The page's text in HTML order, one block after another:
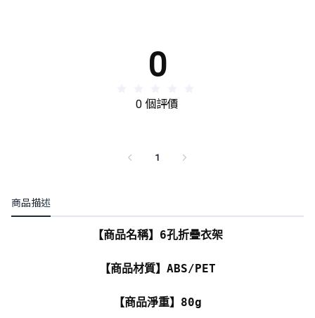
0
0 個評價
1
商品描述
【商品名稱】6孔折疊衣架
【商品材質】ABS/PET
【商品淨重】80g